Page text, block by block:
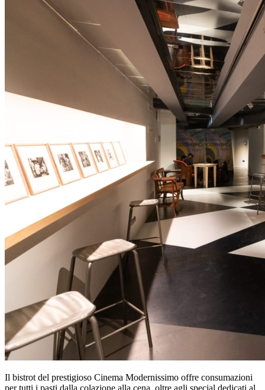
Il bistrot del prestigioso Cinema Modernissimo offre consumazioni
per tutti i pasti dalla colazione alla cena, oltre agli special dedicati al